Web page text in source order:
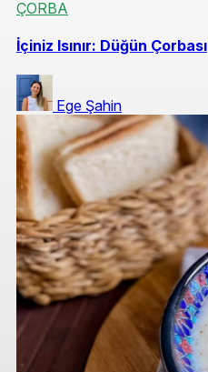
ÇORBA
İçiniz Isınır: Düğün Çorbası
Ege Şahin